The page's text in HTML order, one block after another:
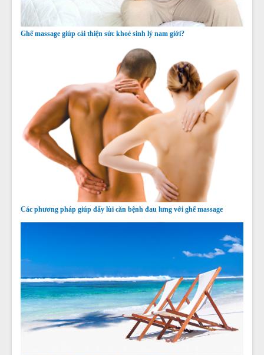
Ghế massage giúp cải thiện sức khoẻ sinh lý nam giới?
Các phương pháp giúp đẩy lùi căn bệnh đau lưng với ghế massage